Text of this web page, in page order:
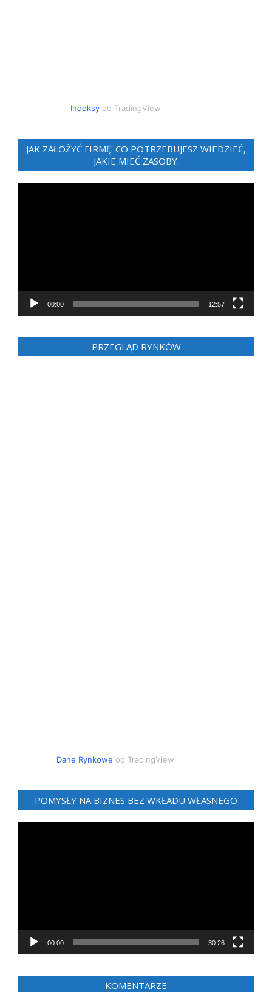
Indeksyod TradingView
JAK ZAŁOŻYĆ FIRMĘ. CO POTRZEBUJESZ WIEDZIEĆ,
JAKIE MIEĆ ZASOBY.
00:00 12:57
PRZEGLĄD RYNKÓW
Dane Rynkowe od TradingView
POMYSŁY NA BIZNES BEZ WKŁADU WŁASNEGO
00:00 30:26
KOMENTARZE